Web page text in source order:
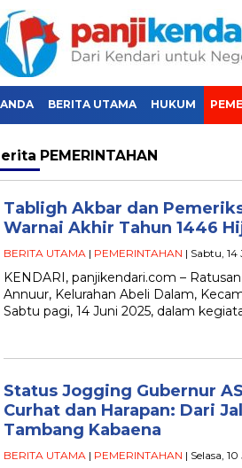
BERITA UTAMA HUKUM
PEMERINTAHAN
Tabligh Akbar dan
Warnai Akhir Tahun 1446
BERITA UTAMA | PEMERINTAHAN | Sabtu,
KENDARI, panjikendari.com –
Annuur, Kelurahan Abeli Dalam,
Sabtu pagi, 14 Juni 2025, dalam
Status Jogging Gubernur
Curhat dan Harapan: Dari
Tambang Kabaena
BERITA UTAMA | PEMERINTAHAN | Selasa,